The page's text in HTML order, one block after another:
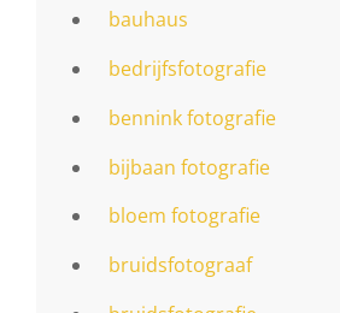
bauhaus
bedrijfsfotografie
bennink fotografie
bijbaan fotografie
bloem fotografie
bruidsfotograaf